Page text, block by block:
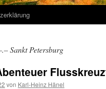
Sankt Petersburg
von Karl-Heinz Hänel